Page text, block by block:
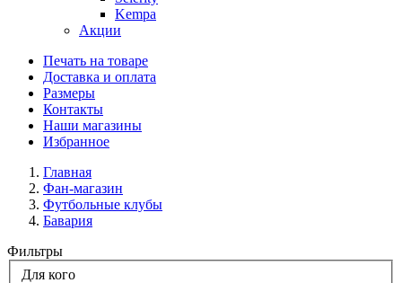
Kempa
Акции
Печать на товаре
Доставка и оплата
Размеры
Контакты
Наши магазины
Избранное
Главная
Фан-магазин
Футбольные клубы
Бавария
Фильтры
Для кого